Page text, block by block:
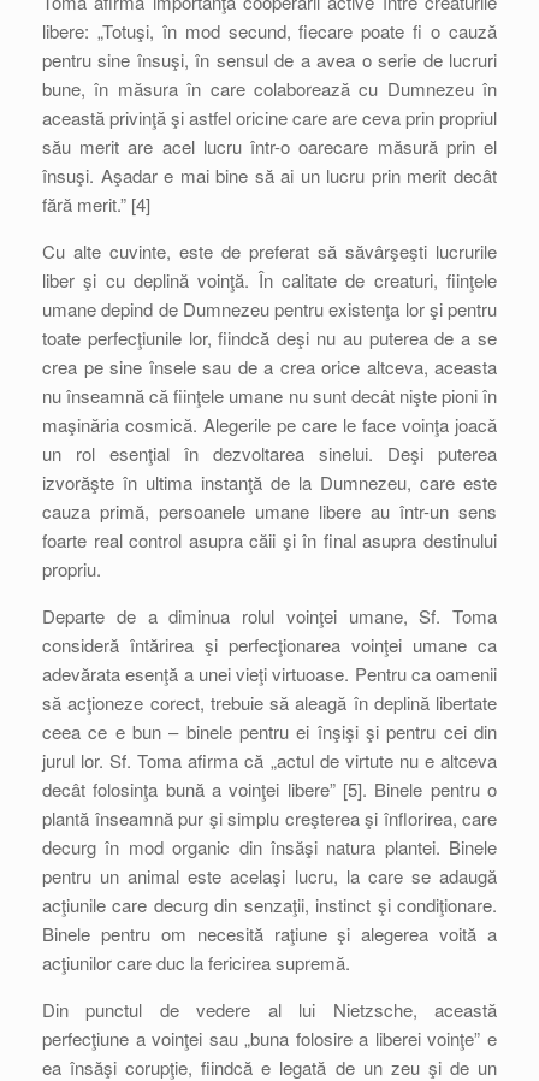
libere: „Totuşi, în mod secund, fiecare poate fi o cauză
pentru sine însuşi, în sensul de a avea o serie de lucruri
bune, în măsura în care colaborează cu Dumnezeu în
această privinţă şi astfel oricine care are ceva prin propriul
său merit are acel lucru într-o oarecare măsură prin el
însuşi. Aşadar e mai bine să ai un lucru prin merit decât
fără merit.” [4]
Cu alte cuvinte, este de preferat să săvârşeşti lucrurile
liber şi cu deplină voinţă. În calitate de creaturi, fiinţele
umane depind de Dumnezeu pentru existenţa lor şi pentru
toate perfecţiunile lor, fiindcă deşi nu au puterea de a se
crea pe sine însele sau de a crea orice altceva, aceasta
nu înseamnă că fiinţele umane nu sunt decât nişte pioni în
maşinăria cosmică. Alegerile pe care le face voinţa joacă
un rol esenţial în dezvoltarea sinelui. Deşi puterea
izvorăşte în ultima instanţă de la Dumnezeu, care este
cauza primă, persoanele umane libere au într-un sens
foarte real control asupra căii şi în final asupra destinului
propriu.
Departe de a diminua rolul voinţei umane, Sf. Toma
consideră întărirea şi perfecţionarea voinţei umane ca
adevărata esenţă a unei vieţi virtuoase. Pentru ca oamenii
să acţioneze corect, trebuie să aleagă în deplină libertate
ceea ce e bun – binele pentru ei înşişi şi pentru cei din
jurul lor. Sf. Toma afirma că „actul de virtute nu e altceva
decât folosinţa bună a voinţei libere” [5]. Binele pentru o
plantă înseamnă pur şi simplu creşterea şi înflorirea, care
decurg în mod organic din însăşi natura plantei. Binele
pentru un animal este acelaşi lucru, la care se adaugă
acţiunile care decurg din senzaţii, instinct şi condiţionare.
Binele pentru om necesită raţiune şi alegerea voită a
acţiunilor care duc la fericirea supremă.
Din punctul de vedere al lui Nietzsche, această
perfecţiune a voinţei sau „buna folosire a liberei voinţe” e
ea însăşi corupţie, fiindcă e legată de un zeu şi de un